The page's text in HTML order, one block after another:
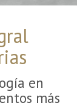
en
más